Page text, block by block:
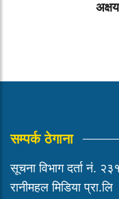
सम्पर्क ठेगाना
सूचना विभाग दर्ता नं.
रानीमहल मिडिया प्रा.लि